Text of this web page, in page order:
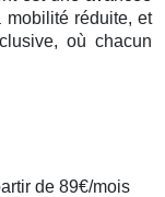
mobilité réduite, et
où chacun
de 89€/mois